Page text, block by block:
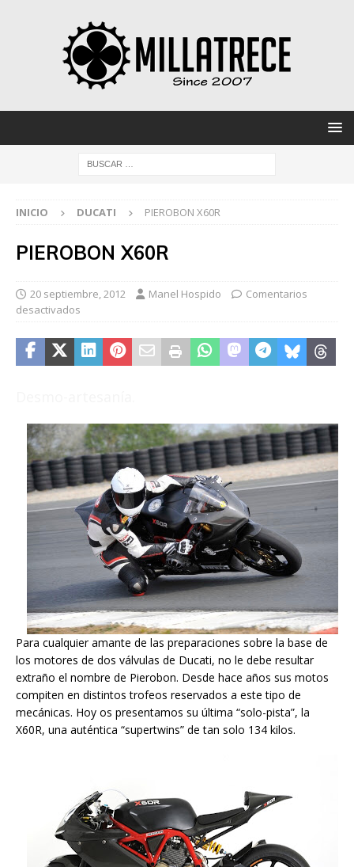
INICIO DUCATI PIEROBON X60R
PIEROBON X60R
20 septiembre, 2012 Manel Hospido
Comentarios
desactivados
Para cualquier amante de las preparaciones sobre la base de
los motores de dos válvulas de Ducati, no le debe resultar
extraño el nombre de Pierobon. Desde hace años sus motos
compiten en distintos trofeos reservados a este tipo de
mecánicas. Hoy os presentamos su última “solo-pista”, la
X60R, una auténtica “supertwins” de tan solo 134 kilos.